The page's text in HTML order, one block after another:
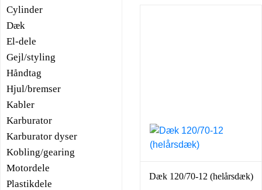
Cylinder
Dæk
El-dele
Gejl/styling
Håndtag
Hjul/bremser
Kabler
Karburator
Karburator dyser
Kobling/gearing
Motordele
Plastikdele
Dæk 120/70-12 (helårsdæk)